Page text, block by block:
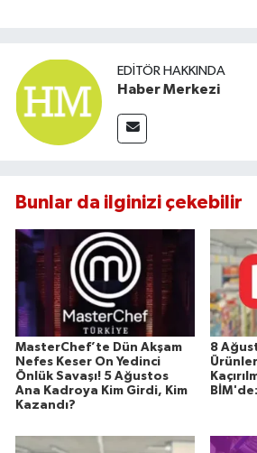
EDITÖR HAKKINDA
Haber Merkezi
Bunlar da ilginizi çekebilir
MasterChef’te Dün Akşam
Nefes Keser On Yedinci
Önlük Savaşı! 5 Ağustos
Ana Kadroya Kim Girdi, Kim
Kazandı?
8
BİM'de: